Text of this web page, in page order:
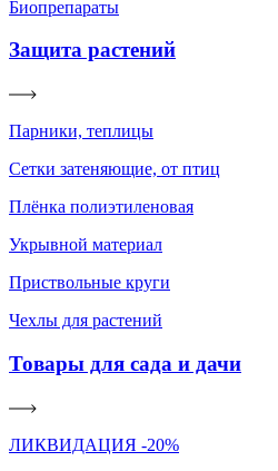
Биопрепараты
Защита растений
Парники, теплицы
Сетки затеняющие, от птиц
Плёнка полиэтиленовая
Укрывной материал
Приствольные круги
Чехлы для растений
Товары для сада и дачи
ЛИКВИДАЦИЯ -20%